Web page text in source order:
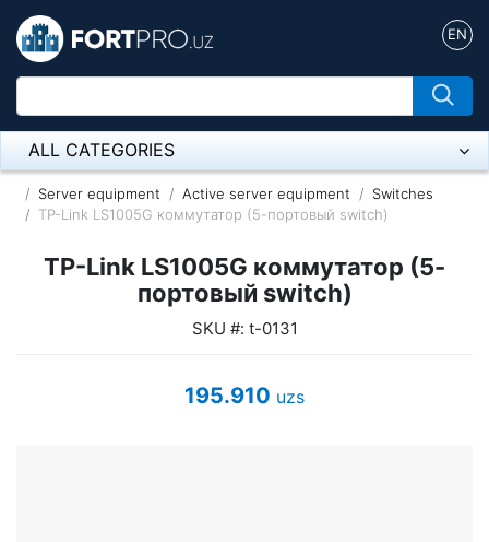
EN
ALL CATEGORIES
Микрофон
Оборудование Mikrotik
Server equipment Active server equipment
Switches
TP-Link LS1005G коммутатор (5-портовый switch)
TP-Link LS1005G коммутатор (5-
портовый switch)
SKU #: t-0131
195.910 uzs